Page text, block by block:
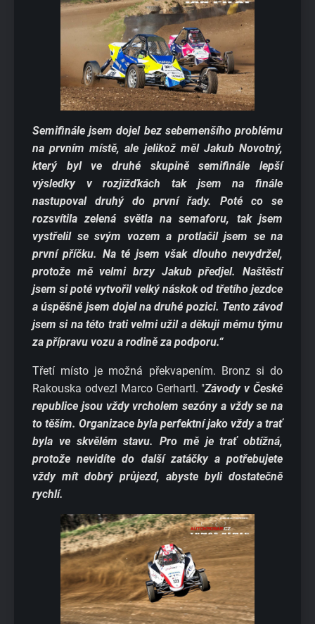
Semifinále jsem dojel bez sebemenšího problému
na prvním místě, ale jelikož měl Jakub Novotný,
který byl ve druhé skupině semifinále lepší
výsledky v rozjížďkách tak jsem na finále
nastupoval druhý do první řady. Poté co se
rozsvítila zelená světla na semaforu, tak jsem
vystřelil se svým vozem a protlačil jsem se na
první příčku. Na té jsem však dlouho nevydržel,
protože mě velmi brzy Jakub předjel. Naštěstí
jsem si poté vytvořil velký náskok od třetího jezdce
a úspěšně jsem dojel na druhé pozici. Tento závod
jsem si na této trati velmi užil a děkuji mému týmu
za přípravu vozu a rodině za podporu.“
Třetí místo je možná překvapením. Bronz si do
Rakouska odvezl Marco Gerhartl. "Závody v České
republice jsou vždy vrcholem sezóny a vždy se na
to těším. Organizace byla perfektní jako vždy a trať
byla ve skvělém stavu. Pro mě je trať obtížná,
protože nevidíte do další zatáčky a potřebujete
vždy mít dobrý průjezd, abyste byli dostatečně
rychlí.